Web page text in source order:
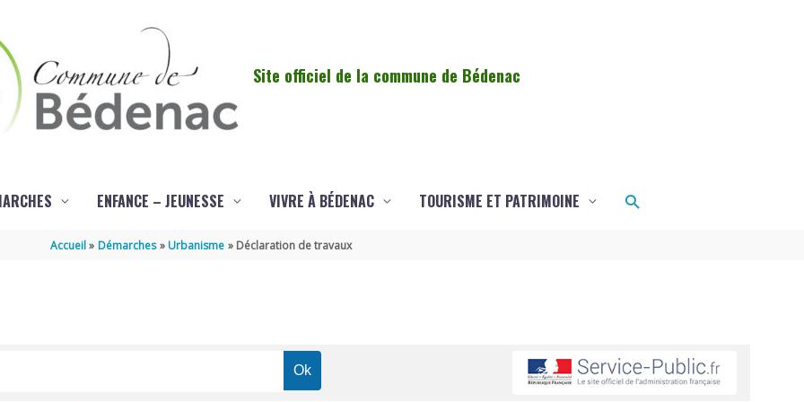
Site officiel de la commune de Bédenac
ENFANCE – JEUNESSE VIVRE À BÉDENAC TOURISME ET PATRIMOINE Rechercher
Accueil Démarches Urbanisme Déclaration de travaux